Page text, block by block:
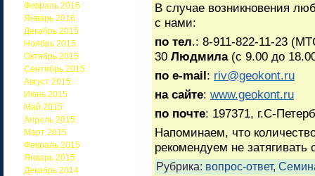
Февраль 2016
Январь 2016
Декабрь 2015
Ноябрь 2015
Октябрь 2015
Сентябрь 2015
Август 2015
Июнь 2015
Май 2015
Апрель 2015
Март 2015
Февраль 2015
Январь 2015
Декабрь 2014
В случае возникновения
с нами:
по тел.: 8-911-822-11-23
30 Людмила(с 9.00 до
по e-mail: riv@geokont.ru
на сайте: www.geokont.ru
по почте: 197371, г.С-
Напоминаем, что
рекомендуем не
Рубрика: вопрос-ответ,